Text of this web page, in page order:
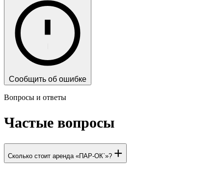
Сообщить об ошибке
Вопросы и ответы
Частые вопросы
Сколько стоит аренда «ПАР-ОК`»? +